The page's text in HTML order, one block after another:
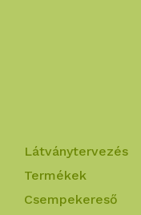
Látványtervezés
Termékek
Csempekereső